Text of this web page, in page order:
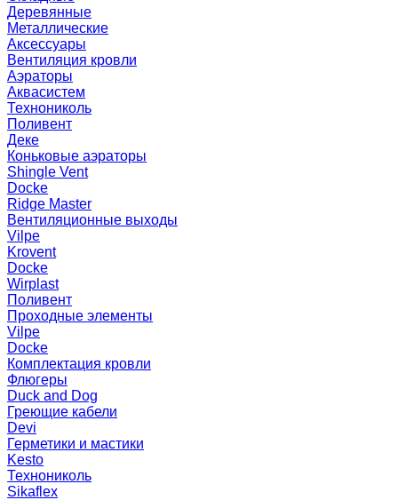
Деревянные
Металлические
Аксессуары
Вентиляция кровли
Аэраторы
Аквасистем
Технониколь
Поливент
Деке
Коньковые аэраторы
Shingle Vent
Docke
Ridge Master
Вентиляционные выходы
Vilpe
Krovent
Docke
Wirplast
Поливент
Проходные элементы
Vilpe
Docke
Комплектация кровли
Флюгеры
Duck and Dog
Греющие кабели
Devi
Герметики и мастики
Kesto
Технониколь
Sikaflex